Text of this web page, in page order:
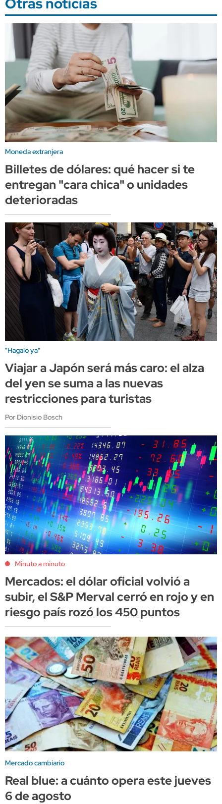
Moneda extranjera
Billetes de dólares: qué hacer si te
entregan "cara chica" o unidades
deterioradas
"Hagalo ya"
Viajar a Japón será más caro: el alza
del yen se suma a las nuevas
restricciones para turistas
Por Dionisio Bosch
Minuto a minuto
Mercados: el dólar oficial volvió a
subir, el S&P Merval cerró en rojo y en
riesgo país rozó los 450 puntos
Mercado cambiario
Real blue: a cuánto opera este jueves
6 de agosto